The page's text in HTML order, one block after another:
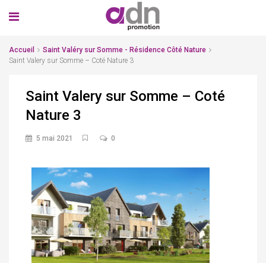
Accueil
Saint Valéry sur Somme - Résidence Côté Nature
Saint Valery sur Somme – Coté Nature 3
Saint Valery sur Somme – Coté
Nature 3
5 mai 2021 0